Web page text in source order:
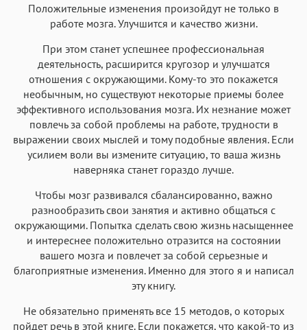
Положительные изменения произойдут не только в
работе мозга. Улучшится и качество жизни.
При этом станет успешнее профессиональная
деятельность, расширится кругозор и улучшатся
отношения с окружающими. Кому-то это покажется
необычным, но существуют некоторые приемы более
эффективного использования мозга. Их незнание может
повлечь за собой проблемы на работе, трудности в
выражении своих мыслей и тому подобные явления. Если
усилием воли вы измените ситуацию, то ваша жизнь
наверняка станет гораздо лучше.
Чтобы мозг развивался сбалансированно, важно
разнообразить свои занятия и активно общаться с
окружающими. Попытка сделать свою жизнь насыщеннее
и интереснее положительно отразится на состоянии
вашего мозга и повлечет за собой серьезные и
благоприятные изменения. Именно для этого я и написал
эту книгу.
Не обязательно применять все 15 методов, о которых
пойдет речь в этой книге. Если покажется, что какой-то из